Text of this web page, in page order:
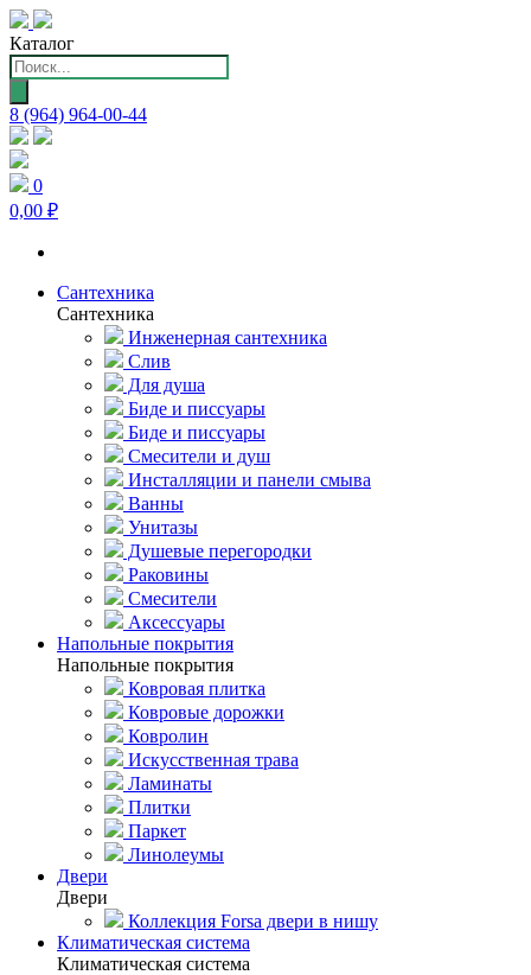
Каталог
Поиск
товаров
8 (964) 964-00-44
0
0,00 ₽
Сантехника
Сантехника
Инженерная сантехника
Слив
Для душа
Биде и писсуары
Биде и писсуары
Смесители и душ
Инсталляции и панели смыва
Ванны
Унитазы
Душевые перегородки
Раковины
Смесители
Аксессуары
Напольные покрытия
Напольные покрытия
Ковровая плитка
Ковровые дорожки
Ковролин
Искусственная трава
Ламинаты
Плитки
Паркет
Линолеумы
Двери
Двери
Коллекция Forsa двери в нишу
Климатическая система
Климатическая система